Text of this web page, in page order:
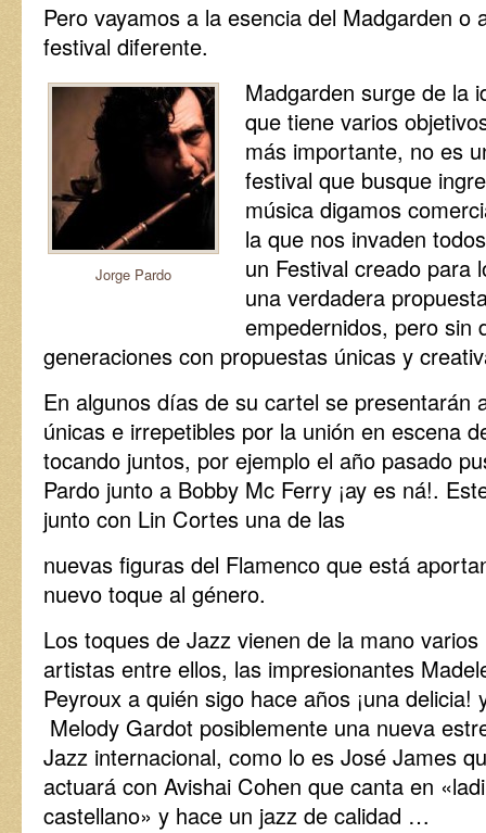
Pero vayamos a la esencia del Madgarden o
festival diferente.
Jorge Pardo
Madgarden surge de la
que tiene varios
más importante, no es
festival que busque
música digamos
la que nos invaden
un Festival creado para
una verdadera
empedernidos, pero sin
generaciones con propuestas únicas y
En algunos días de su cartel se presentarán
únicas e irrepetibles por la unión en escena
tocando juntos, por ejemplo el año pasado
Pardo junto a Bobby Mc Ferry ¡ay es ná!.
junto con Lin Cortes una de las
nuevas figuras del Flamenco que está
nuevo toque al género.
Los toques de Jazz vienen de la mano varios
artistas entre ellos, las impresionantes
Peyroux a quién sigo hace años ¡una delicia!
Melody Gardot posiblemente una nueva
Jazz internacional, como lo es José James
actuará con Avishai Cohen que canta en
castellano» y hace un jazz de calidad …